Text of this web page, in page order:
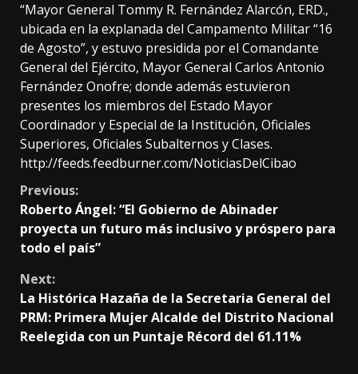
“Mayor General Tommy R. Fernández Alarcón, ERD.,
ubicada en la explanada del Campamento Militar “16
de Agosto”, y estuvo presidida por el Comandante
General del Ejército, Mayor General Carlos Antonio
Fernández Onofre; donde además estuvieron
presentes los miembros del Estado Mayor
Coordinador y Especial de la Institución, Oficiales
Superiores, Oficiales Subalternos y Clases.
http://feeds.feedburner.com/NoticiasDelCibao
Continue
Reading
Previous:
Roberto Ángel: “El Gobierno de Abinader
proyecta un futuro más inclusivo y próspero para
todo el país”
Next:
La Histórica Hazaña de la Secretaria General del
PRM: Primera Mujer Alcalde del Distrito Nacional
Reelegida con un Puntaje Récord del 61.11%